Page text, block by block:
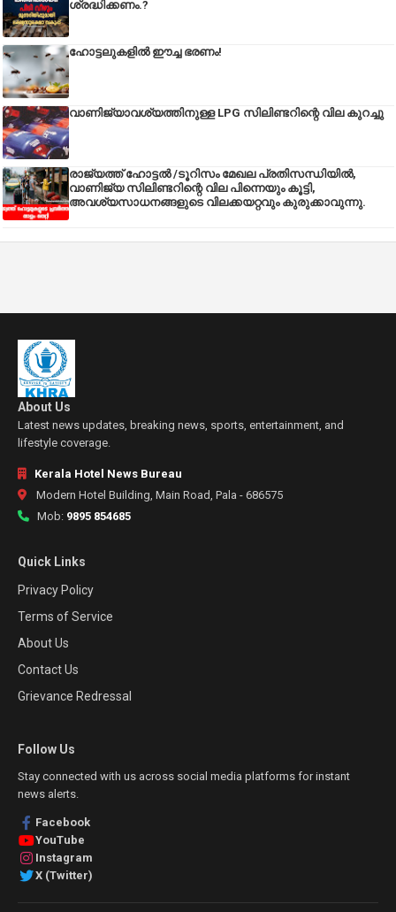
ശ്രദ്ധിക്കണം.?
ഹോട്ടലുകളിൽ ഈച്ച ഭരണം!
വാണിജ്യാവശ്യത്തിനുള്ള LPG സിലിണ്ടറിന്റെ വില കുറച്ചു
രാജ്യത്ത് ഹോട്ടൽ /ടൂറിസം മേഖല പ്രതിസന്ധിയിൽ,
വാണിജ്യ സിലിണ്ടറിന്റെ വില പിന്നെയും കൂട്ടി,
അവശ്യസാധനങ്ങളുടെ വിലക്കയറ്റവും കുരുക്കാവുന്നു.
About Us
Latest news updates, breaking news, sports, entertainment, and
lifestyle coverage.
Kerala Hotel News Bureau
Modern Hotel Building, Main Road, Pala - 686575
Mob: 9895 854685
Quick Links
Privacy Policy
Terms of Service
About Us
Contact Us
Grievance Redressal
Follow Us
Stay connected with us across social media platforms for instant
news alerts.
Facebook
YouTube
Instagram
X (Twitter)